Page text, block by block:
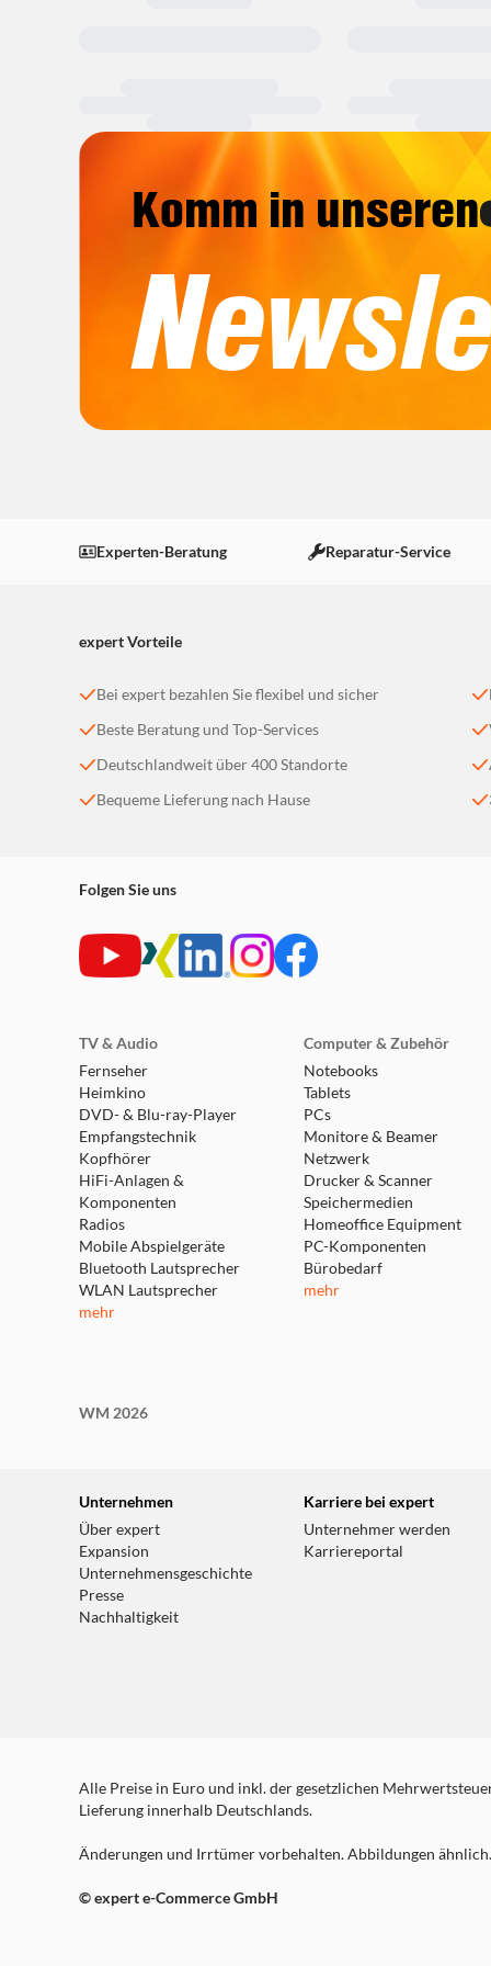
Komm in unseren
Experten-Beratung Reparatur-Service
expert Vorteile
Bei expert bezahlen Sie flexibel und sicher
Beste Beratung und Top-Services
Deutschlandweit über 400 Standorte
Bequeme Lieferung nach Hause
Folgen Sie uns
TV & Audio
Fernseher
Heimkino
DVD- & Blu-ray-Player
Empfangstechnik
Kopfhörer
HiFi-Anlagen &
Komponenten
Radios
Mobile Abspielgeräte
Bluetooth Lautsprecher
WLAN Lautsprecher
mehr
Computer & Zubehör
Notebooks
Tablets
PCs
Monitore & Beamer
Netzwerk
Drucker & Scanner
Speichermedien
Homeoffice Equipment
PC-Komponenten
Bürobedarf
mehr
WM 2026
Unternehmen
Über expert
Expansion
Unternehmensgeschichte
Presse
Nachhaltigkeit
Karriere bei expert
Unternehmer werden
Karriereportal
Alle Preise in Euro und inkl. der gesetzlichen
Lieferung innerhalb Deutschlands.
Änderungen und Irrtümer vorbehalten. Abbildungen
© expert e-Commerce GmbH